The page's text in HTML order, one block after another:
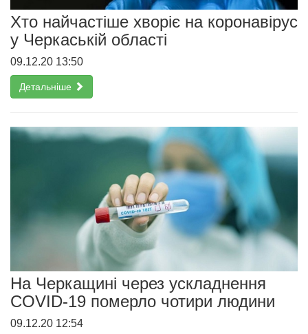
Хто найчастіше хворіє на коронавірус
у Черкаській області
09.12.20 13:50
Детальніше
На Черкащині через ускладнення
COVID-19 померло чотири людини
09.12.20 12:54